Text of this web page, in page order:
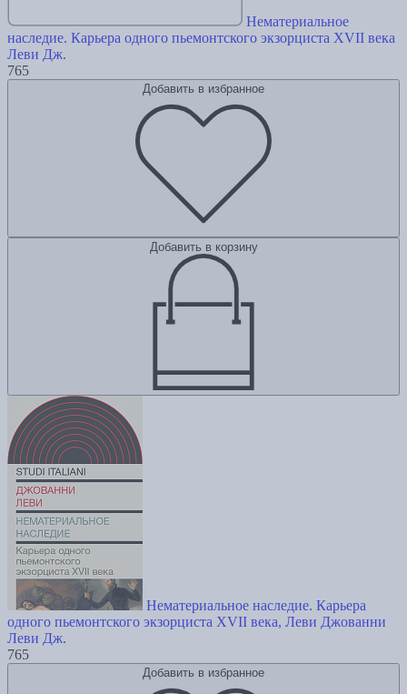
Нематериальное
наследие. Карьера одного пьемонтского экзорциста XVII века
Леви Дж.
765
Добавить в избранное
Добавить в корзину
Нематериальное наследие. Карьера
одного пьемонтского экзорциста XVII века, Леви Джованни
Леви Дж.
765
Добавить в избранное